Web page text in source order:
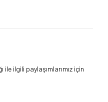
ile ilgili paylaşımlarımız için